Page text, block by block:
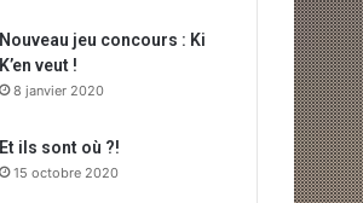
Nouveau jeu concours : Ki
K’en veut !
8 janvier 2020
Et ils sont où ?!
15 octobre 2020